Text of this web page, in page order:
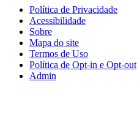
Política de Privacidade
Acessibilidade
Sobre
Mapa do site
Termos de Uso
Política de Opt-in e Opt-out
Admin